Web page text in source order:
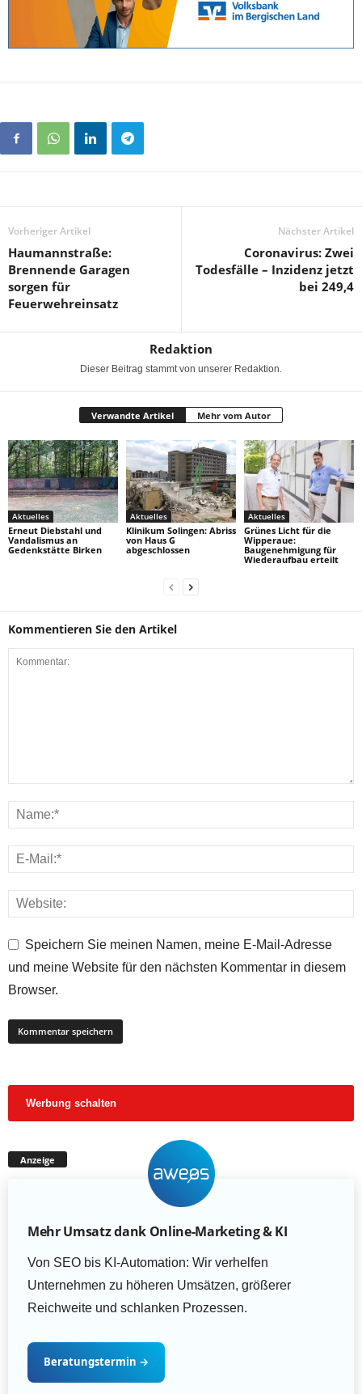
Vorheriger Artikel
Haumannstraße:
Brennende Garagen
sorgen für
Feuerwehreinsatz
Nächster Artikel
Coronavirus: Zwei
Todesfälle – Inzidenz jetzt
bei 249,4
Redaktion
Dieser Beitrag stammt von unserer Redaktion.
Verwandte Artikel Mehr vom Autor
Aktuelles
Erneut Diebstahl und
Vandalismus an
Gedenkstätte Birken
Aktuelles
Klinikum Solingen: Abriss
von Haus G
abgeschlossen
Aktuelles
Grünes Licht für die
Wipperaue:
Baugenehmigung für
Wiederaufbau erteilt
Kommentieren Sie den Artikel
Speichern Sie meinen Namen, meine E-Mail-Adresse
und meine Website für den nächsten Kommentar in diesem
Browser.
Werbung schalten
Anzeige
Mehr Umsatz dank Online-Marketing & KI
Von SEO bis KI-Automation: Wir verhelfen
Unternehmen zu höheren Umsätzen, größerer
Reichweite und schlanken Prozessen.
Beratungstermin →